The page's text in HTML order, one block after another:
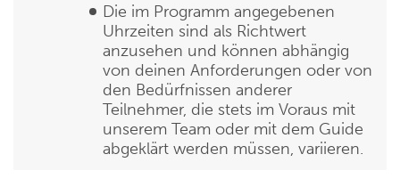
Die im Programm angegebenen
Uhrzeiten sind als Richtwert
anzusehen und können abhängig
von deinen Anforderungen oder von
den Bedürfnissen anderer
Teilnehmer, die stets im Voraus mit
unserem Team oder mit dem Guide
abgeklärt werden müssen, variieren.